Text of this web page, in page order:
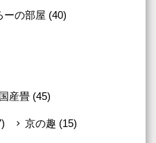
ーの部屋 (40)
産畳 (45)
京の趣 (15)